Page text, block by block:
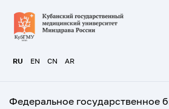
RU EN CN AR
Федеральное государственное